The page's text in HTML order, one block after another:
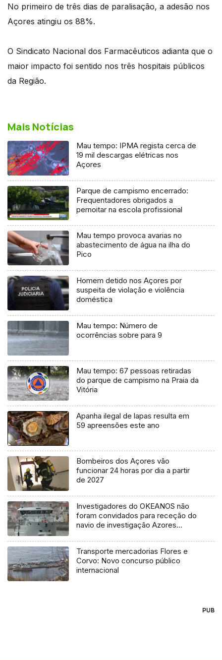
No primeiro de três dias de paralisação, a adesão nos
Açores atingiu os 88%.
O Sindicato Nacional dos Farmacêuticos adianta que o
maior impacto foi sentido nos três hospitais públicos
da Região.
Mais Notícias
Mau tempo: IPMA regista cerca de
19 mil descargas elétricas nos
Açores
Parque de campismo encerrado:
Frequentadores obrigados a
pernoitar na escola profissional
Mau tempo provoca avarias no
abastecimento de água na ilha do
Pico
Homem detido nos Açores por
suspeita de violação e violência
doméstica
Mau tempo: Número de
ocorrências sobre para 9
Mau tempo: 67 pessoas retiradas
do parque de campismo na Praia da
Vitória
Apanha ilegal de lapas resulta em
59 apreensões este ano
Bombeiros dos Açores vão
funcionar 24 horas por dia a partir
de 2027
Investigadores do OKEANOS não
foram convidados para receção do
navio de investigação Azores
Transporte mercadorias Flores e
Corvo: Novo concurso público
internacional
PUB